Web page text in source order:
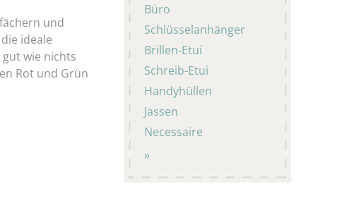
Büro
Schlüsselanhänger
Brillen-Etui
Schreib-Etui
Handyhüllen
Jassen
Necessaire
und
ideale
wie nichts
Rot und Grün